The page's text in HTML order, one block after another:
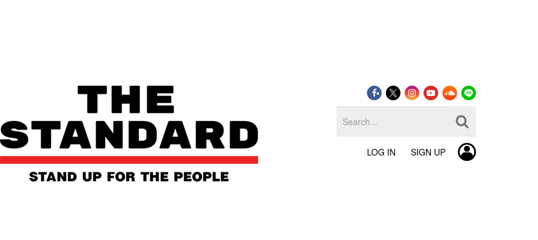
LOG IN SIGN UP